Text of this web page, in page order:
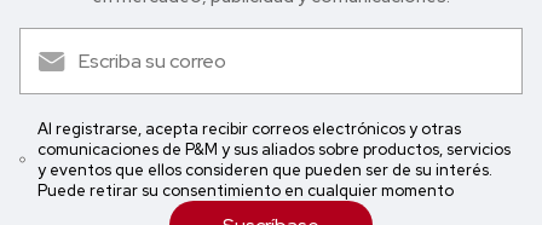
Al registrarse, acepta recibir correos electrónicos y otras
comunicaciones de P&M y sus aliados sobre productos, servicios
y eventos que ellos consideren que pueden ser de su interés.
Puede retirar su consentimiento en cualquier momento